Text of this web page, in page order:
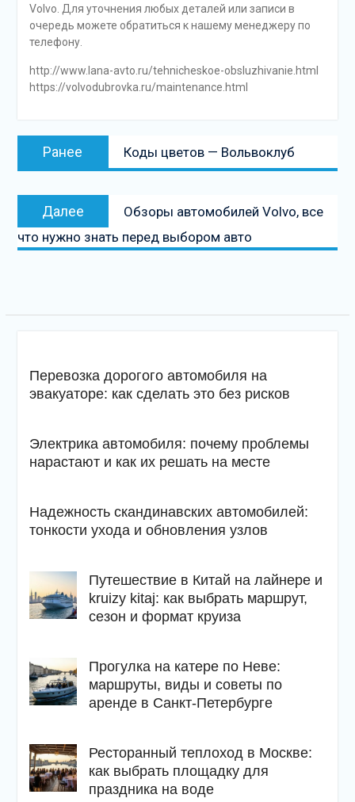
Volvo. Для уточнения любых деталей или записи в
очередь можете обратиться к нашему менеджеру по
телефону.
http://www.lana-avto.ru/tehnicheskoe-obsluzhivanie.html
https://volvodubrovka.ru/maintenance.html
Навигация
Ранее
Предыдущая
запись:
Коды цветов — Вольвоклуб
Далее
Следующая
запись
Обзоры автомобилей Volvo, все
что нужно знать перед выбором авто
Перевозка дорогого автомобиля на
эвакуаторе: как сделать это без рисков
Электрика автомобиля: почему проблемы
нарастают и как их решать на месте
Надежность скандинавских автомобилей:
тонкости ухода и обновления узлов
Путешествие в Китай на лайнере и
kruizy kitaj: как выбрать маршрут,
сезон и формат круиза
Прогулка на катере по Неве:
маршруты, виды и советы по
аренде в Санкт-Петербурге
Ресторанный теплоход в Москве:
как выбрать площадку для
праздника на воде